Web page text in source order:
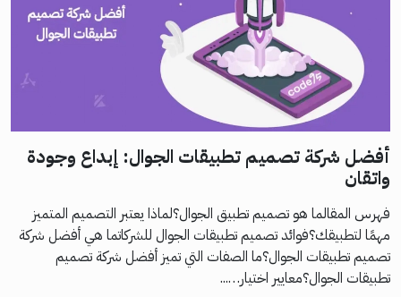
أفضل شركة تصميم تطبيقات الجوال: إبداع وجودة
واتقان
فهرس المقالما هو تصميم تطبيق الجوال؟لماذا يعتبر التصميم المتميز
مهمًا لتطبيقك؟فوائد تصميم تطبيقات الجوال للشركاتما هي أفضل شركة
تصميم تطبيقات الجوال؟ما الصفات التي تميز أفضل شركة تصميم
تطبيقات الجوال؟معايير اختيار…...